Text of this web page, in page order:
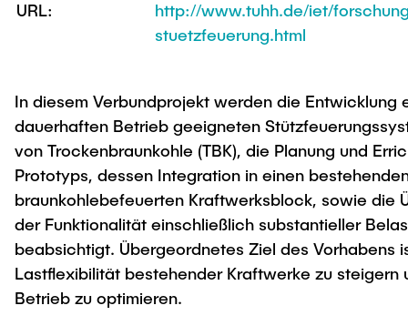
Lehre und Lernen
Best Practices Lehre
LearnING Center
Lehre im europäischen Verbund (ECIU)
WorkINGLab / Makerspace
Interdisziplinärer Workshop des FSP
„Biobasierte Prozesse und
Forschung und Institute
Institute im Überblick
URL:
http://www.tuhh.de/iet/
stuetzfeuerung.html
In diesem Verbundprojekt werden die Entwicklung
dauerhaften Betrieb geeigneten
von Trockenbraunkohle (TBK), die Planung und
Prototyps, dessen Integration in einen
braunkohlebefeuerten Kraftwerksblock, sowie die
der Funktionalität einschließlich substantieller
beabsichtigt. Übergeordnetes Ziel des Vorhabens
Lastflexibilität bestehender Kraftwerke zu steigern
Betrieb zu optimieren.